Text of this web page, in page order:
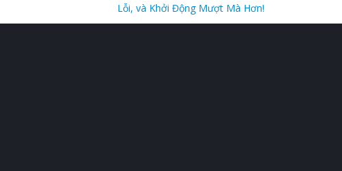
Lỗi, và Khởi Động Mượt Mà Hơn!